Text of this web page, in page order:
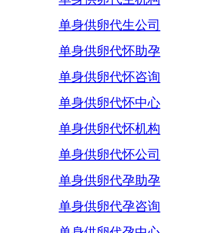
单身供卵代生公司
单身供卵代怀助孕
单身供卵代怀咨询
单身供卵代怀中心
单身供卵代怀机构
单身供卵代怀公司
单身供卵代孕助孕
单身供卵代孕咨询